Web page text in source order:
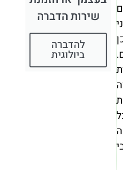
שירות הדברה
להדברה
ביולוגית